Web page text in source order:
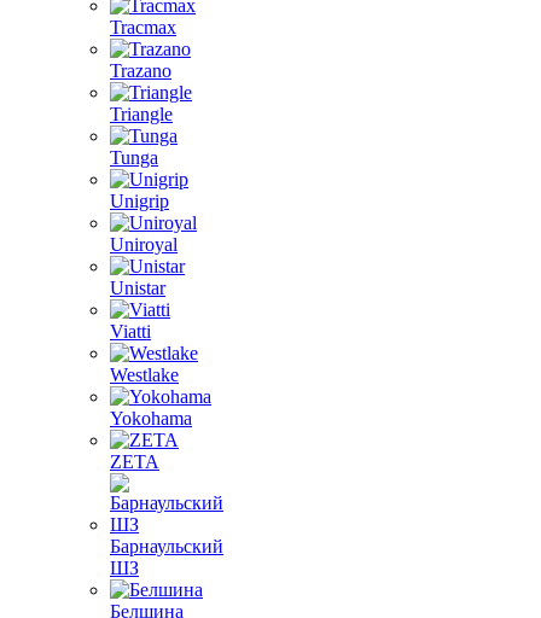
Tracmax
Trazano
Triangle
Tunga
Unigrip
Uniroyal
Unistar
Viatti
Westlake
Yokohama
ZETA
Барнаульский
ШЗ
Белшина